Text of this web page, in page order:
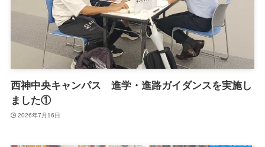
西神中央キャンパス 進学・進路ガイダンスを実施し
ました①
2026年7月16日